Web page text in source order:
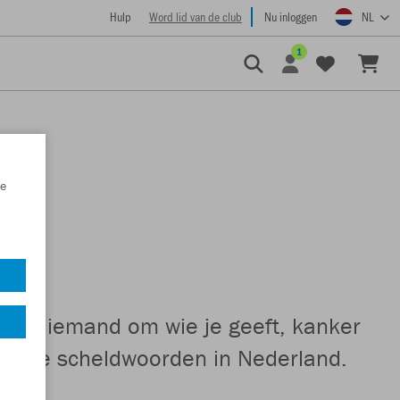
Hulp Word lid van de club Nu inloggen NL
1
of iemand om wie je geeft, kanker
scheldwoorden in Nederland.